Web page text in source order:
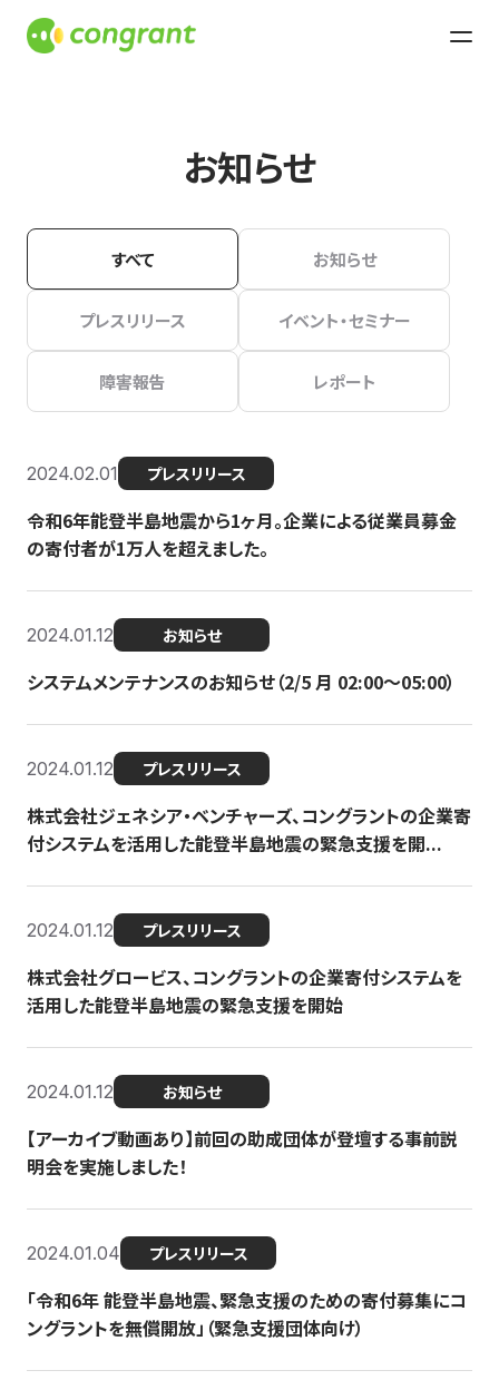
お知らせ
すべて お知らせ
プレスリリース イベント・セミナー
障害報告 レポート
2024.02.01 プレスリリース
令和6年能登半島地震から1ヶ月。企業による従業員募金
の寄付者が1万人を超えました。
2024.01.12 お知らせ
システムメンテナンスのお知らせ（2/5 月 02:00〜05:00）
2024.01.12 プレスリリース
株式会社ジェネシア・ベンチャーズ、コングラントの企業寄
付システムを活用した能登半島地震の緊急支援を開...
2024.01.12 プレスリリース
株式会社グロービス、コングラントの企業寄付システムを
活用した能登半島地震の緊急支援を開始
2024.01.12 お知らせ
【アーカイブ動画あり】前回の助成団体が登壇する事前説
明会を実施しました！
2024.01.04 プレスリリース
「令和6年 能登半島地震、緊急支援のための寄付募集にコ
ングラントを無償開放」（緊急支援団体向け）